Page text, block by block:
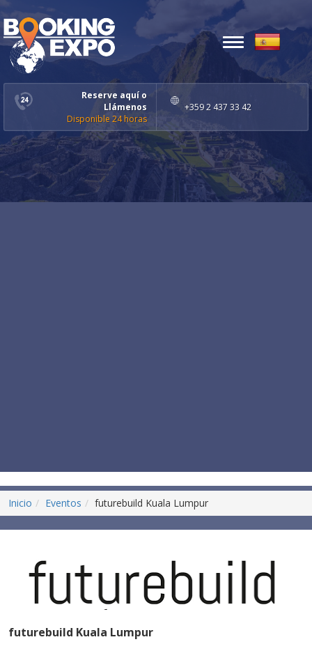
Reserve aquí o
Llámenos
Disponible 24 horas
+359 2 437 33 42
Toggle
navigation
Inicio Eventos futurebuild Kuala Lumpur
futurebuild Kuala Lumpur